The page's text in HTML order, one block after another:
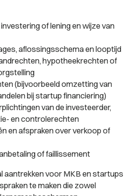
of lening en wijze van
aflossingsschema en looptijd
hypotheekrechten of
(bijvoorbeeld omzetting van
bij startup financiering)
van de investeerder,
en controlerechten
en afspraken over verkoop of
of faillissement
aantrekken voor MKB en startups
te maken die zowel